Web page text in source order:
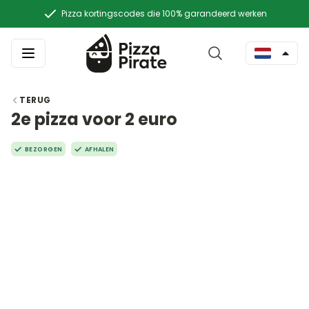
Pizza kortingscodes die 100% garandeerd werken
TERUG
2e pizza voor 2 euro
BEZORGEN AFHALEN